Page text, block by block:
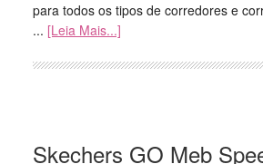
para todos os tipos de corredores e
... [Leia Mais...]
Skechers GO Meb